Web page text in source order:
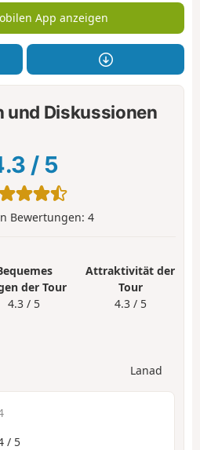
App anzeigen
und Diskussionen
/ 5
Bewertungen: 4
der Tour
4.3 / 5
Attraktivität der
Tour
4.3 / 5
Lanad
/ 5